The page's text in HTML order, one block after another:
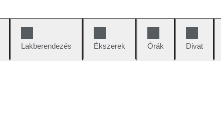
Lakberendezés Ékszerek Órák Divat